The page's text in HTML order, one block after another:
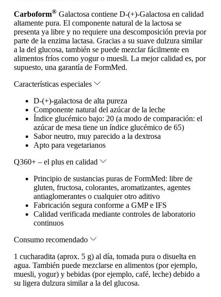
Carboform® Galactosa contiene D-(+)-Galactosa en calidad
altamente pura. El componente natural de la lactosa se
presenta ya libre y no requiere una descomposición previa por
parte de la enzima lactasa. Gracias a su suave dulzura similar
a la del glucosa, también se puede mezclar fácilmente en
alimentos fríos como yogur o muesli. La mejor calidad es, por
supuesto, una garantía de FormMed.
Características especiales
D-(+)-galactosa de alta pureza
Componente natural del azúcar de la leche
Índice glucémico bajo: 20 (a modo de comparación: el
azúcar de mesa tiene un índice glucémico de 65)
Sabor neutro, muy parecido a la dextrosa
Apto para vegetarianos
Q360+ – el plus en calidad
Principio de sustancias puras de FormMed: libre de
gluten, fructosa, colorantes, aromatizantes, agentes
antiaglomerantes o cualquier otro aditivo
Fabricación segura conforme a GMP e IFS
Calidad verificada mediante controles de laboratorio
continuos
Consumo recomendado
1 cucharadita (aprox. 5 g) al día, tomada pura o disuelta en
agua. También puede mezclarse en alimentos (por ejemplo,
muesli, yogur) y bebidas (por ejemplo, café, leche) debido a
su ligera dulzura similar a la del glucosa.